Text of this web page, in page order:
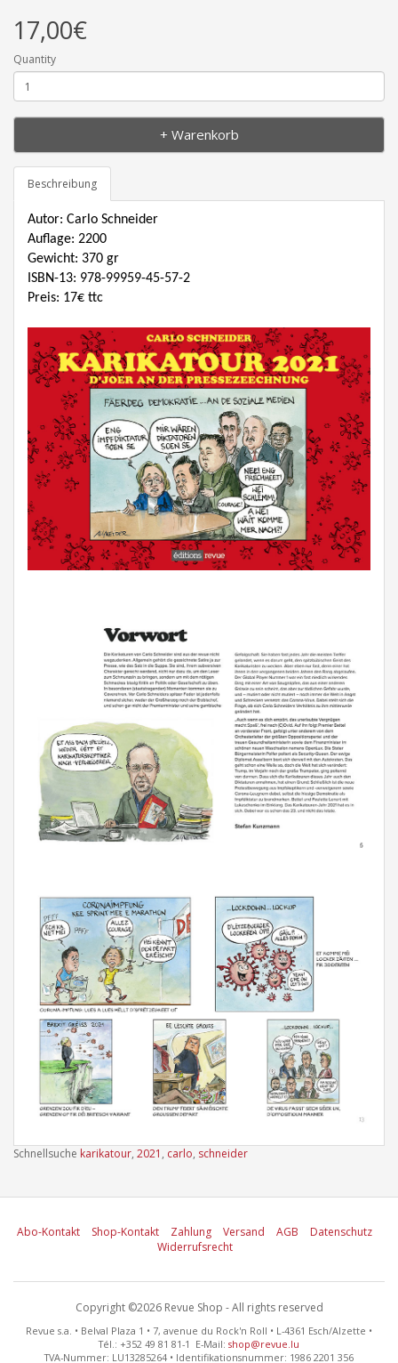
17,00€
Quantity
+ Warenkorb
Beschreibung
Autor: Carlo Schneider
Auflage: 2200
Gewicht: 370 gr
ISBN-13: 978-99959-45-57-2
Preis: 17€ ttc
Schnellsuche karikatour, 2021 , carlo, schneider
Abo-Kontakt Shop-Kontakt Zahlung Versand AGB
Datenschutz
Widerrufsrecht
Copyright ©2026 Revue Shop - All rights reserved
Revue s.a. • Belval Plaza 1 • 7, avenue du Rock'n Roll • L-4361 Esch/Alzette •
Tél.: +352 49 81 81-1 E-Mail: shop@revue.lu
TVA-Nummer: LU13285264 • Identifikationsnummer: 1986 2201 356